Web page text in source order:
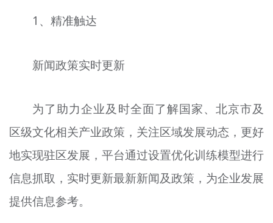
1、精准触达
新闻政策实时更新
为了助力企业及时全面了解国家、北京市及
区级文化相关产业政策，关注区域发展动态，更好
地实现驻区发展，平台通过设置优化训练模型进行
信息抓取，实时更新最新新闻及政策，为企业发展
提供信息参考。